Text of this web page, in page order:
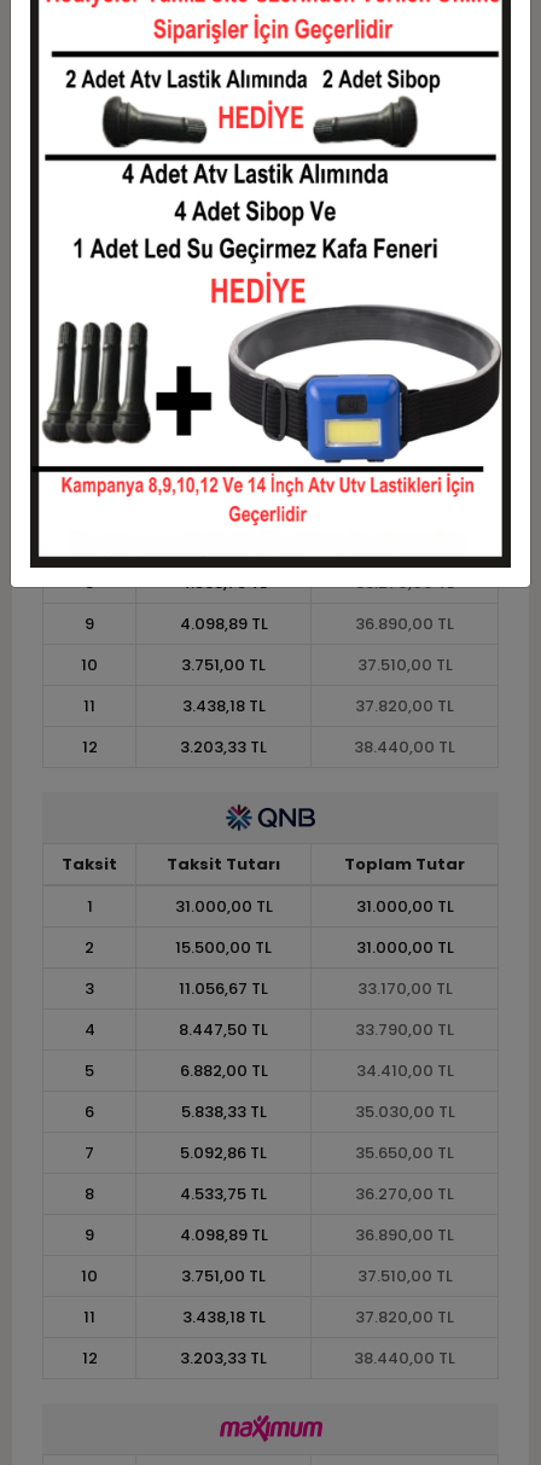
9
4.098,89 TL
10
3.751,00 TL
37.510,00 TL
11
3.438,18 TL
37.820,00 TL
3.203,33 TL 38.440,00 TL
Taksit Taksit Tutarı
Toplam Tutar
31.000,00 TL
2
15.500,00 TL
31.000,00 TL
3
11.056,67 TL
33.170,00 TL
4
8.447,50 TL
33.790,00 TL
34.410,00 TL
6
5.838,33 TL
35.030,00 TL
8
4.533,75 TL
36.270,00 TL
9
4.098,89 TL
36.890,00 TL
10
3.751,00 TL
37.510,00 TL
11
3.438,18 TL
37.820,00 TL
12
3.203,33 TL 38.440,00 TL
Taksit Taksit Tutarı
Toplam Tutar
1
31.000,00 TL
31.000,00 TL
2
15.500,00 TL
31.000,00 TL
3
11.056,67 TL
33.170,00 TL
4
8.447,50 TL
33.790,00 TL
5
6.882,00 TL
34.410,00 TL
6
5.838,33 TL
35.030,00 TL
7
5.092,86 TL
35.650,00 TL
8
4.533,75 TL
36.270,00 TL
9
4.098,89 TL
36.890,00 TL
10
3.751,00 TL
37.510,00 TL
11
3.438,18 TL
37.820,00 TL
12
3.203,33 TL 38.440,00 TL